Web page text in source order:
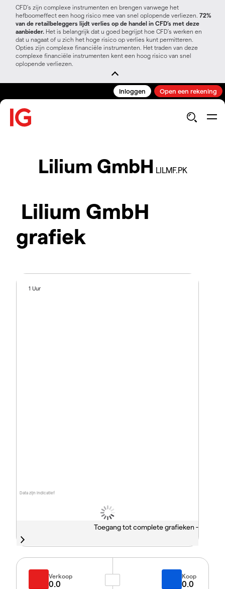
CFD’s zijn complexe instrumenten en brengen vanwege het
hefboomeffect een hoog risico mee van snel oplopende verliezen. 72%
van de retailbeleggers lijdt verlies op de handel in CFD’s met deze
aanbieder. Het is belangrijk dat u goed begrijpt hoe CFD's werken en
dat u nagaat of u zich het hoge risico op verlies kunt permitteren.
Opties zijn complexe financiële instrumenten. Het traden van deze
complexe financiële instrumenten kent een hoog risico van snel
oplopende verliezen.
Inloggen Open een rekening
Lilium GmbH LILMF.PK
Lilium GmbH
grafiek
Data zijn indicatief
1 Uur
Toegang tot complete grafieken -
Verkoop
0.0
Koop
0.0